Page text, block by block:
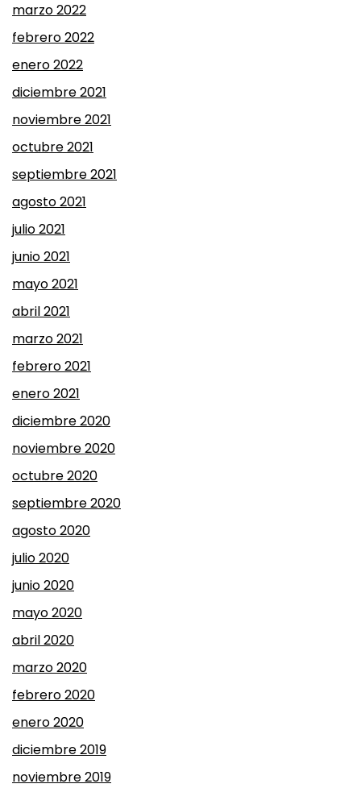
marzo 2022
febrero 2022
enero 2022
diciembre 2021
noviembre 2021
octubre 2021
septiembre 2021
agosto 2021
julio 2021
junio 2021
mayo 2021
abril 2021
marzo 2021
febrero 2021
enero 2021
diciembre 2020
noviembre 2020
octubre 2020
septiembre 2020
agosto 2020
julio 2020
junio 2020
mayo 2020
abril 2020
marzo 2020
febrero 2020
enero 2020
diciembre 2019
noviembre 2019